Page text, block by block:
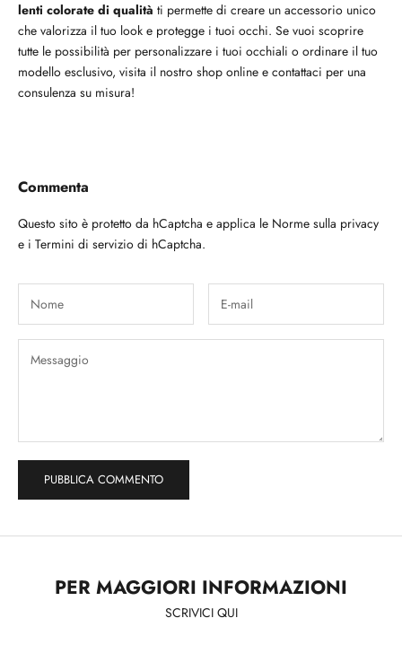
lenti colorate di qualità ti permette di creare un accessorio unico
che valorizza il tuo look e protegge i tuoi occhi. Se vuoi scoprire
tutte le possibilità per personalizzare i tuoi occhiali o ordinare il tuo
modello esclusivo, visita il nostro shop online e contattaci per una
consulenza su misura!
Commenta
Questo sito è protetto da hCaptcha e applica le Norme sulla privacy
e i Termini di servizio di hCaptcha.
PUBBLICA COMMENTO
PER MAGGIORI INFORMAZIONI
SCRIVICI QUI